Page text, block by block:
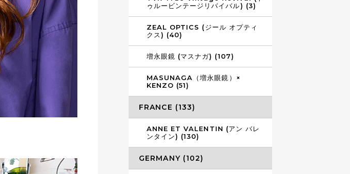
ゥルービンテージリバイバル) (3)
ZEAL OPTICS (ジール オプティ
クス) (40)
増永眼鏡 (マスナガ) (107)
MASUNAGA（増永眼鏡）×
KENZO (51)
FRANCE (133)
ANNE ET VALENTIN (アン バレ
ンタイン) (130)
GERMANY (102)